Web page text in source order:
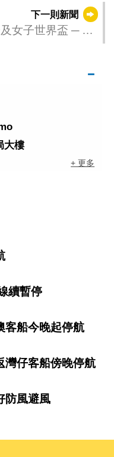
下一則新聞
女子世界盃 ─ 由
大樓
+ 更多
續暫停
船今晚起停航
仔客船傍晚停航
防風避風